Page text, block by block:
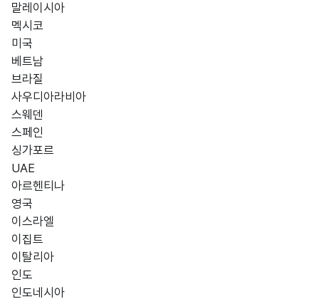
말레이시아
멕시코
미국
베트남
브라질
사우디아라비아
스웨덴
스페인
싱가포르
UAE
아르헨티나
영국
이스라엘
이집트
이탈리아
인도
인도네시아